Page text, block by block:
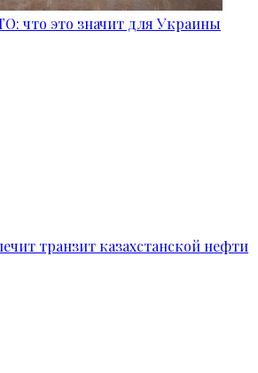
что это значит для Украины
транзит казахстанской нефти